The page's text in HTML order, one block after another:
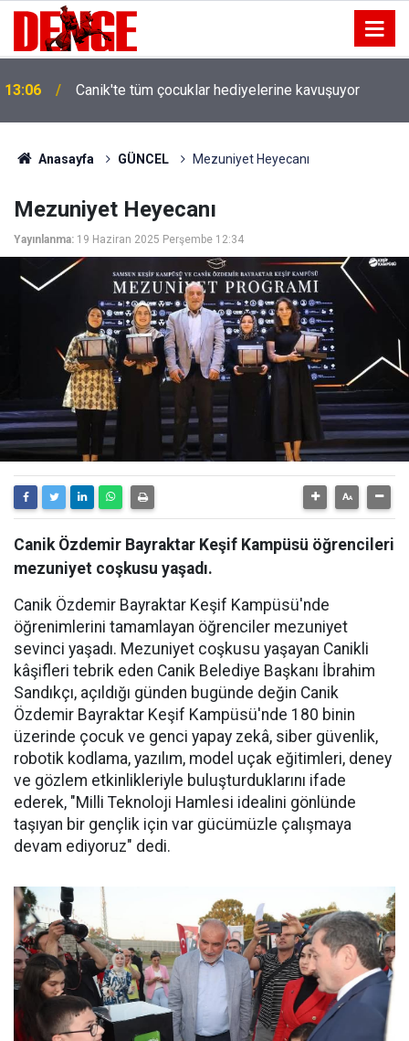
13:06 Canik'te tüm çocuklar hediyelerine kavuşuyor
Anasayfa GÜNCEL Mezuniyet Heyecanı
Mezuniyet Heyecanı
Yayınlanma: 19 Haziran 2025 Perşembe 12:34
Canik Özdemir Bayraktar Keşif Kampüsü öğrencileri
mezuniyet coşkusu yaşadı.
Canik Özdemir Bayraktar Keşif Kampüsü'nde
öğrenimlerini tamamlayan öğrenciler mezuniyet
sevinci yaşadı. Mezuniyet coşkusu yaşayan Canikli
kâşifleri tebrik eden Canik Belediye Başkanı İbrahim
Sandıkçı, açıldığı günden bugünde değin Canik
Özdemir Bayraktar Keşif Kampüsü'nde 180 binin
üzerinde çocuk ve genci yapay zekâ, siber güvenlik,
robotik kodlama, yazılım, model uçak eğitimleri, deney
ve gözlem etkinlikleriyle buluşturduklarını ifade
ederek, "Milli Teknoloji Hamlesi idealini gönlünde
taşıyan bir gençlik için var gücümüzle çalışmaya
devam ediyoruz" dedi.